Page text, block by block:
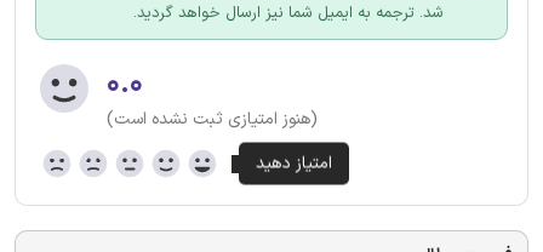
شد. ترجمه به ایمیل شما نیز ارسال خواهد گردید.
۰.۰
(هنوز امتیازی ثبت نشده است)